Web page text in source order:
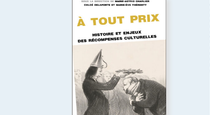
À tout prix
Premier livre à étudier les
prix culturels, artistiques et
médiatiques de l’espace
francophone dans leur
diversité (littérature, théâtre,
cinéma, télévision, musiques
populaires, art